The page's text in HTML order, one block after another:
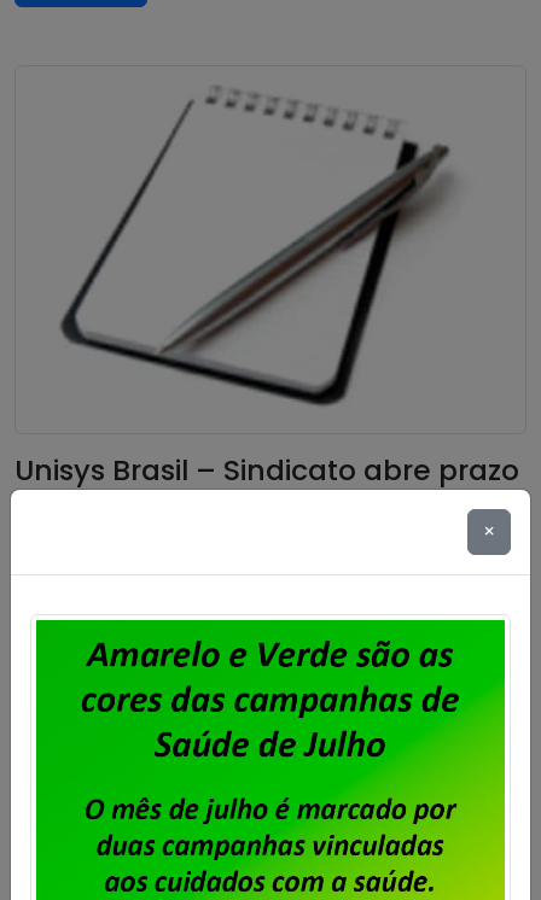
Unisys Brasil – Sindicato abre prazo
para apresentação de cartas de
fortalecimento sindical
Publicado por Imprensa em06/08/2026
Após o encerramento da negociação do Acordo de
Coletivo de Trabalho (ACT) 2026/2028 dos
trabalhadores e trabalhadoras da Unisys Brasil, será
cobrada a Contribuição para Custeio Sindical,
conforme aprovado em assembleia. O desconto
previsto é de 50% de um único dia de salário vigente
do trabalhador, conforme a cláusula “54ª –
×